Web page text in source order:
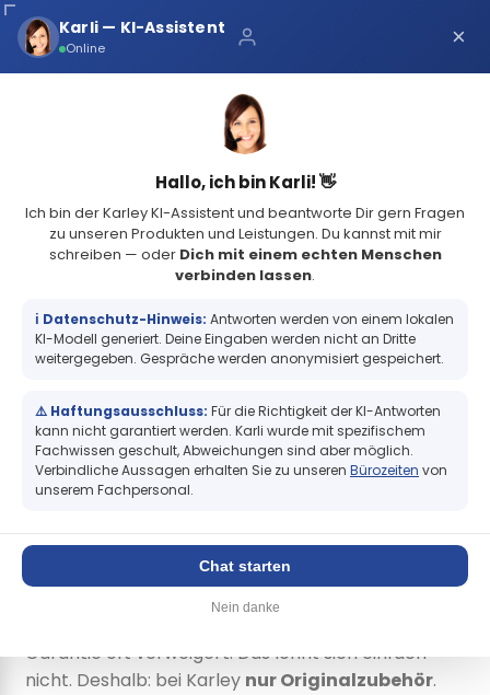
Über uns
Schnelle Lieferung
4.8(73 Bewertungen)
Evolis Farbbänder
Original Evolis Farbbänder für
professionellen Kartendruck
Evolis‑Farbbänder. Mit selbstgefertigten und
günstigeren Bändern sind die Ergebnisse viel
schlechter – zudem kann zu hohe Hitze den
Garantie oft verweigert. Das lohnt sich einfach
nicht. Deshalb: bei Karley nur Originalzubehör.
×
Karli — KI-Assistent
Online ×
Hallo, ich bin Karli! 👋
Ich bin der Karley KI-Assistent und beantworte Dir gern Fragen
zu unseren Produkten und Leistungen. Du kannst mit mir
schreiben — oder Dich mit einem echten Menschen
verbinden lassen.
ℹ️ Datenschutz-Hinweis: Antworten werden von einem lokalen
KI-Modell generiert. Deine Eingaben werden nicht an Dritte
weitergegeben. Gespräche werden anonymisiert gespeichert.
⚠️ Haftungsausschluss: Für die Richtigkeit der KI-Antworten
kann nicht garantiert werden. Karli wurde mit spezifischem
Fachwissen geschult, Abweichungen sind aber möglich.
Verbindliche Aussagen erhalten Sie zu unseren Bürozeiten von
unserem Fachpersonal.
Chat starten
Nein danke